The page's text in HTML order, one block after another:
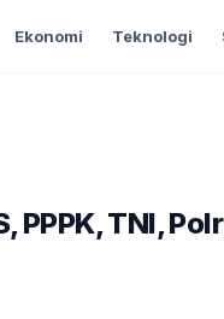
Ekonomi Teknologi
PPPK, TNI,